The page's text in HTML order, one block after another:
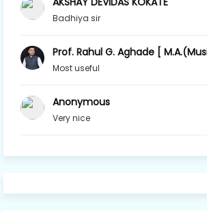
Badhiya sir
Prof. Rahul G. Aghade [
Most useful
Anonymous
Very nice